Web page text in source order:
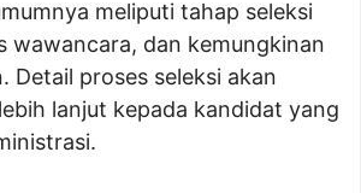
meliputi tahap seleksi
wawancara, dan kemungkinan
Detail proses seleksi akan
lanjut kepada kandidat yang